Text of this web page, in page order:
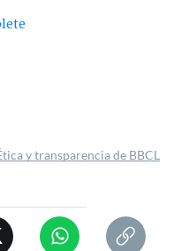
y transparencia de BBCL